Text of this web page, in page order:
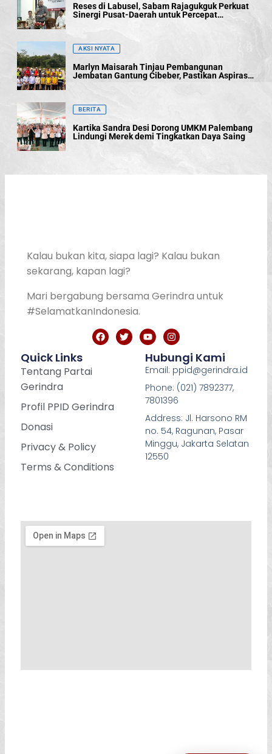
Reses di Labusel, Sabam Rajagukguk Perkuat
Sinergi Pusat-Daerah untuk Percepat
AKSI NYATA
Marlyn Maisarah Tinjau Pembangunan
Jembatan Gantung Cibeber, Pastikan Aspirasi
BERITA
Kartika Sandra Desi Dorong UMKM Palembang
Lindungi Merek demi Tingkatkan Daya Saing
Kalau bukan kita, siapa lagi? Kalau bukan
sekarang, kapan lagi?
Mari bergabung bersama Gerindra untuk
#SelamatkanIndonesia.
Quick Links
Tentang Partai
Gerindra
Profil PPID Gerindra
Donasi
Privacy & Policy
Terms & Conditions
Hubungi Kami
Email: ppid@gerindra.id
Phone: (021) 7892377,
7801396
Address: Jl. Harsono RM
no. 54, Ragunan, Pasar
Minggu, Jakarta Selatan
12550